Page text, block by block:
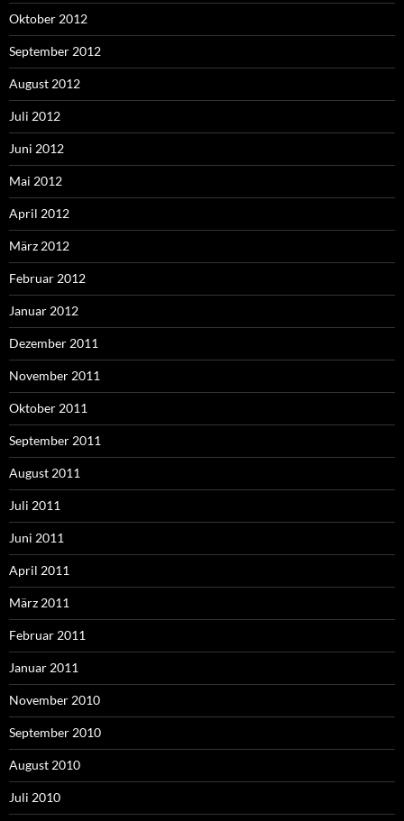
Oktober 2012
September 2012
August 2012
Juli 2012
Juni 2012
Mai 2012
April 2012
März 2012
Februar 2012
Januar 2012
Dezember 2011
November 2011
Oktober 2011
September 2011
August 2011
Juli 2011
Juni 2011
April 2011
März 2011
Februar 2011
Januar 2011
November 2010
September 2010
August 2010
Juli 2010